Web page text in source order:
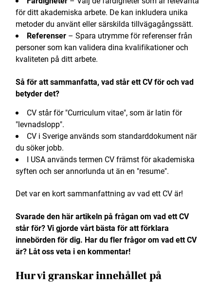
för ditt akademiska arbete. De kan inkludera unika
metoder du använt eller särskilda tillvägagångssätt.
Referenser – Spara utrymme för referenser från
personer som kan validera dina kvalifikationer och
kvaliteten på ditt arbete.
Så för att sammanfatta, vad står ett CV för och vad
betyder det?
CV står för "Curriculum vitae", som är latin för
"levnadslopp".
CV i Sverige används som standarddokument när
du söker jobb.
I USA används termen CV främst för akademiska
syften och ser annorlunda ut än en "resume".
Det var en kort sammanfattning av vad ett CV är!
Svarade den här artikeln på frågan om vad ett CV
står för? Vi gjorde vårt bästa för att förklara
innebörden för dig. Har du fler frågor om vad ett CV
är? Låt oss veta i en kommentar!
Hur vi granskar innehållet på